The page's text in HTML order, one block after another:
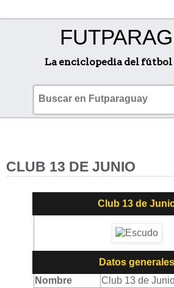
La enciclopedia del fútbol
CLUB 13 DE JUNIO
Club 13 de
Datos generales
Nombre
Club 13 de